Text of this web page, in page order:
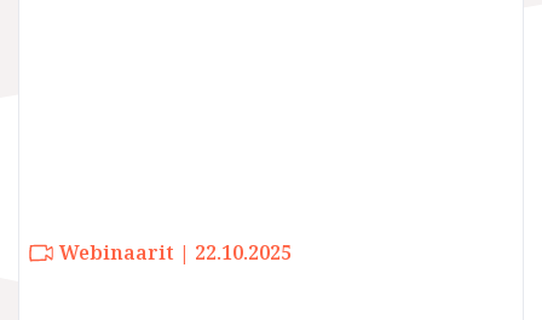
Webinaarit | 22.10.2025